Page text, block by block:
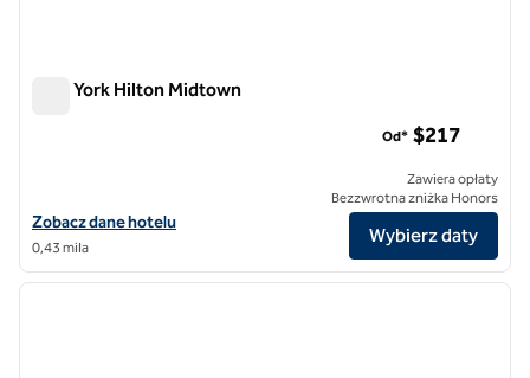
New York Hilton Midtown
Zobacz szczegóły hotelu Hilton Midtown w Nowym Jorku
Zobacz dane hotelu
0,43 mila
Od* $217
Zawiera opłaty
Bezzwrotna zniżka Honors
Wybierz daty
1/12
1 z 12